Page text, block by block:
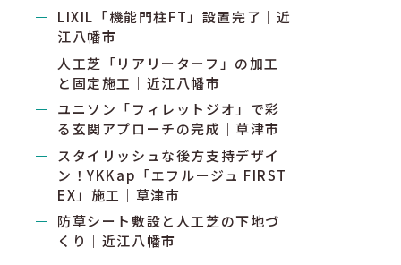
LIXIL「機能門柱FT」設置完了｜近
江八幡市
人工芝「リアリーターフ」の加工
と固定施工｜近江八幡市
ユニソン「フィレットジオ」で彩
る玄関アプローチの完成｜草津市
スタイリッシュな後方支持デザイ
ン！YKKap「エフルージュ FIRST
EX」施工｜草津市
防草シート敷設と人工芝の下地づ
くり｜近江八幡市